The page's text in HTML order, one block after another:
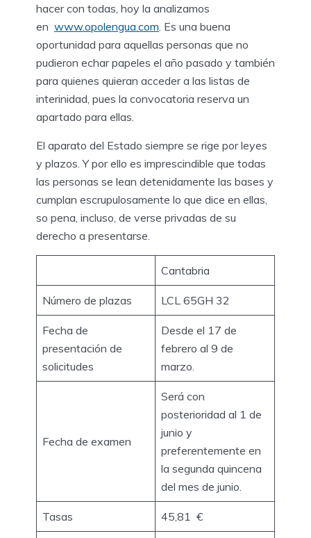
hacer con todas, hoy la analizamos
en www.opolengua.com . Es una buena
oportunidad para aquellas personas que no
pudieron echar papeles el año pasado y también
para quienes quieran acceder a las listas de
interinidad, pues la convocatoria reserva un
apartado para ellas.
El aparato del Estado siempre se rige por leyes
y plazos. Y por ello es imprescindible que todas
las personas se lean detenidamente las bases y
cumplan escrupulosamente lo que dice en ellas,
so pena, incluso, de verse privadas de su
derecho a presentarse.
Cantabria
Número de plazas LCL 65GH 32
Fecha de
presentación de
solicitudes
Desde el 17 de
febrero al 9 de
marzo.
Fecha de examen
Será con
posterioridad al 1 de
junio y
preferentemente en
la segunda quincena
del mes de junio.
Tasas 45,81 €